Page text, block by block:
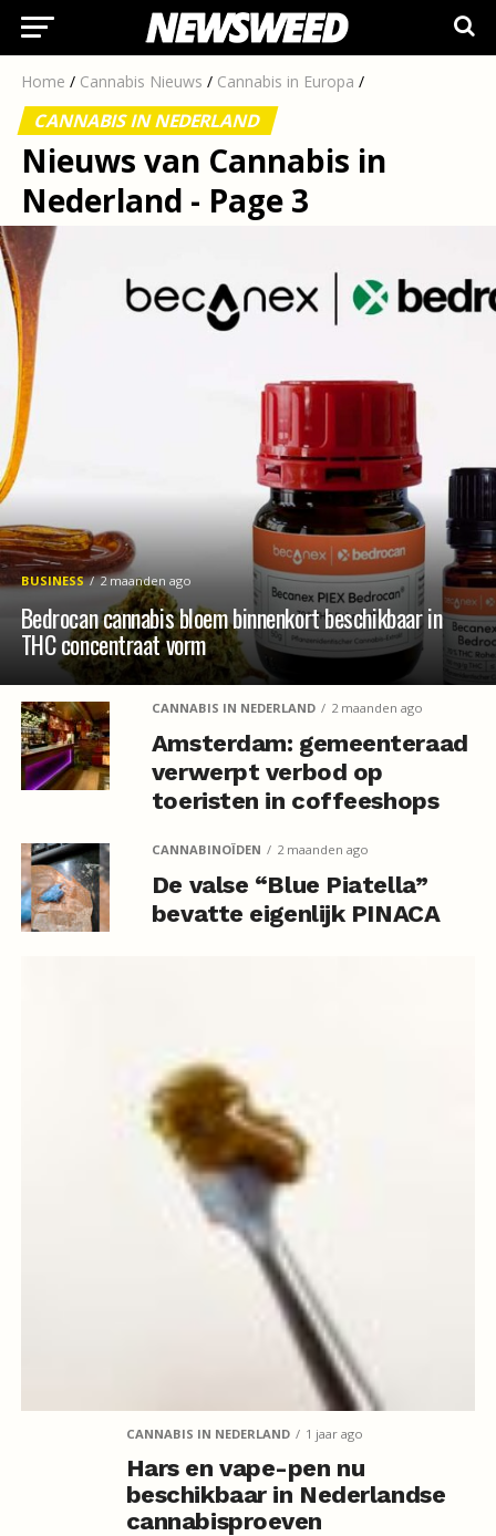
Home / Cannabis Nieuws / Cannabis in Europa /
CANNABIS IN NEDERLAND
Nieuws van Cannabis in
Nederland - Page 3
BUSINESS 2 maanden ago
Bedrocan cannabis bloem binnenkort beschikbaar in
THC concentraat vorm
CANNABIS IN NEDERLAND 2 maanden ago
Amsterdam: gemeenteraad
verwerpt verbod op
toeristen in coffeeshops
CANNABINOÏDEN 2 maanden ago
De valse “Blue Piatella”
bevatte eigenlijk PINACA
CANNABIS IN NEDERLAND 1 jaar ago
Hars en vape-pen nu
beschikbaar in Nederlandse
cannabisproeven